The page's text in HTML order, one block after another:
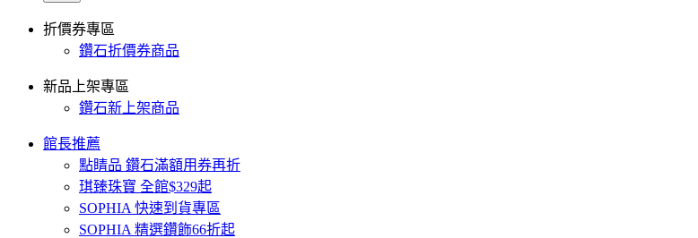
折價券專區
鑽石折價券商品
新品上架專區
鑽石新上架商品
館長推薦
點睛品 鑽石滿額用券再折
琪臻珠寶 全館$329起
SOPHIA 快速到貨專區
SOPHIA 精選鑽飾66折起